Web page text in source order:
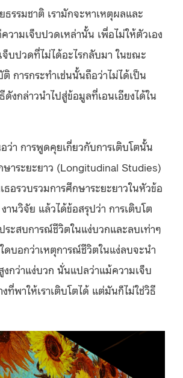
รรมชาติ เรามักจะหาเหตุผลและ
วามเจ็บปวดเหล่านั้น เพื่อไม่ให้ตัวเอง
จ็บปวดที่ไม่ได้อะไรกลับมา ในขณะ
การกระทำเช่นนั้นถือว่าไม่ได้เป็น
งกล่าวนำไปสู่ข้อมูลที่เอนเอียงได้ใน
ว่า การพูดคุยเกี่ยวกับการเติบโตนั้น
ษาระยะยาว (Longitudinal Studies)
ธอรวบรวมการศึกษาระยะยาวในหัวข้อ
านวิจัย แล้วได้ข้อสรุปว่า การเติบโต
ระสบการณ์ชีวิตในแง่บวกและลบเท่าๆ
บอกว่าเหตุการณ์ชีวิตในแง่ลบจะนำ
งกว่าแง่บวก นั่นแปลว่าแม้ความเจ็บ
ที่พาให้เราเติบโตได้ แต่มันก็ไม่ใช่วิธี